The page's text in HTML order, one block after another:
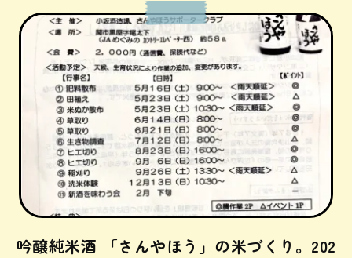
吟醸純米酒 「さんやほう」の米づくり。202